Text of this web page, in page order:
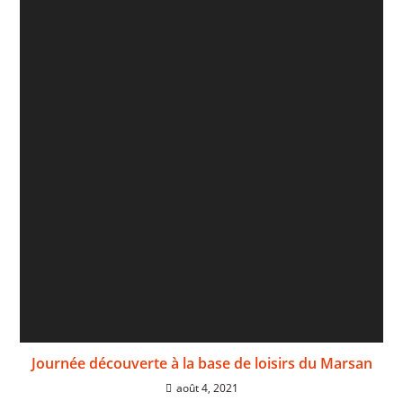
Journée découverte à la base de loisirs du Marsan
août 4, 2021